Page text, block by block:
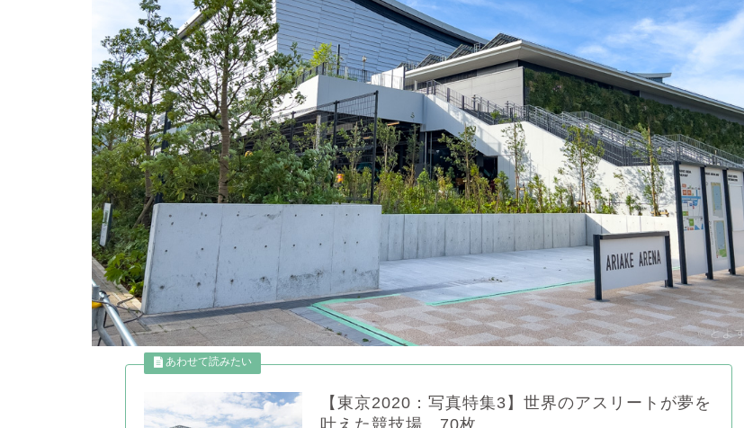
【東京2020：写真特集3】世界のアスリートが夢を
叶えた競技場 70枚